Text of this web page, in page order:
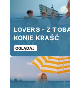
LOVERS - Z
KONIE KRAŚĆ
OGLĄDAJ